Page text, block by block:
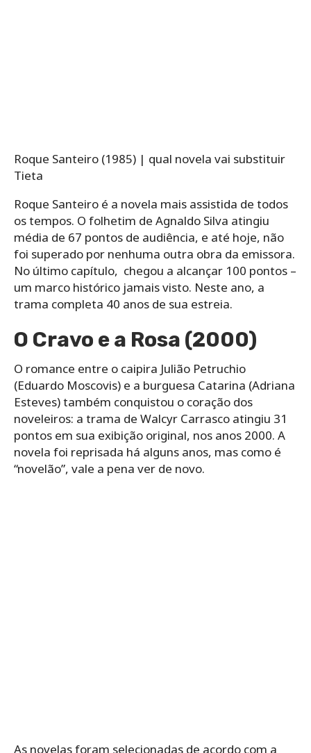
Roque Santeiro (1985) | qual novela vai substituir
Tieta
Roque Santeiro é a novela mais assistida de todos
os tempos. O folhetim de Agnaldo Silva atingiu
média de 67 pontos de audiência, e até hoje, não
foi superado por nenhuma outra obra da emissora.
No último capítulo, chegou a alcançar 100 pontos –
um marco histórico jamais visto. Neste ano, a
trama completa 40 anos de sua estreia.
O Cravo e a Rosa (2000)
O romance entre o caipira Julião Petruchio
(Eduardo Moscovis) e a burguesa Catarina (Adriana
Esteves) também conquistou o coração dos
noveleiros: a trama de Walcyr Carrasco atingiu 31
pontos em sua exibição original, nos anos 2000. A
novela foi reprisada há alguns anos, mas como é
“novelão”, vale a pena ver de novo.
As novelas foram selecionadas de acordo com a